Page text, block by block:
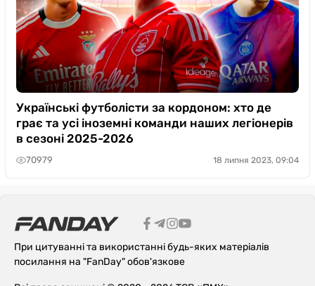
Українські футболісти за кордоном: хто де
грає та усі іноземні команди наших легіонерів
в сезоні 2025-2026
70979 18 липня 2023, 09:04
При цитуванні та використанні будь-яких матеріалів
посилання на "FanDay" обов'язкове